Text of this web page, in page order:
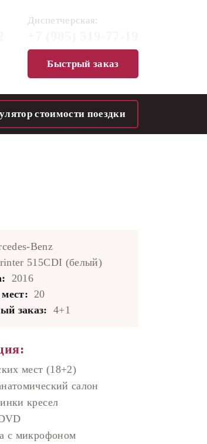
Диспетчерская:
Быстрый заказ
стоимости поездки
Benz
515CDI (белый)
2016
20
заказ: 4+1
мест (18+2)
салон
кресел
с микрофоном